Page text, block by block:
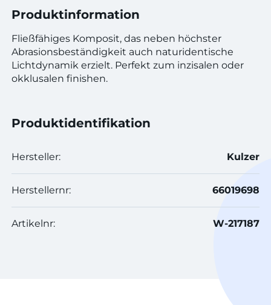
Produktinformation
Fließfähiges Komposit, das neben höchster
Abrasionsbeständigkeit auch naturidentische
Lichtdynamik erzielt. Perfekt zum inzisalen oder
okklusalen finishen.
Produktidentifikation
Hersteller: Kulzer
Herstellernr: 66019698
Artikelnr: W-217187